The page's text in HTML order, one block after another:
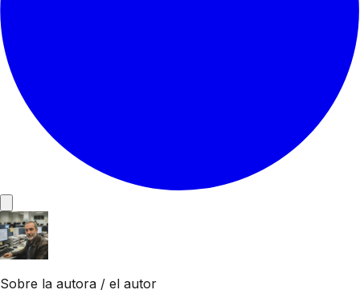
Sobre la autora / el autor